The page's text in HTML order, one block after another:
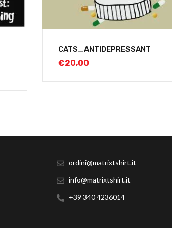
CATS_ANTIDEPRESSANT
€20,00
ordini@matrixtshirt.it
info@matrixtshirt.it
+39 340 4236014